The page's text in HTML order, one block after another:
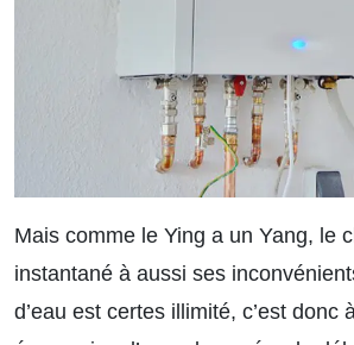
Mais comme le Ying a un Yang, le
instantané à aussi ses
d’eau est certes illimité, c’est donc